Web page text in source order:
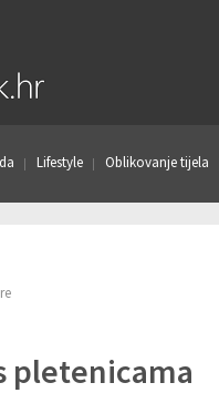
Lifestyle Oblikovanje tijela
pletenicama